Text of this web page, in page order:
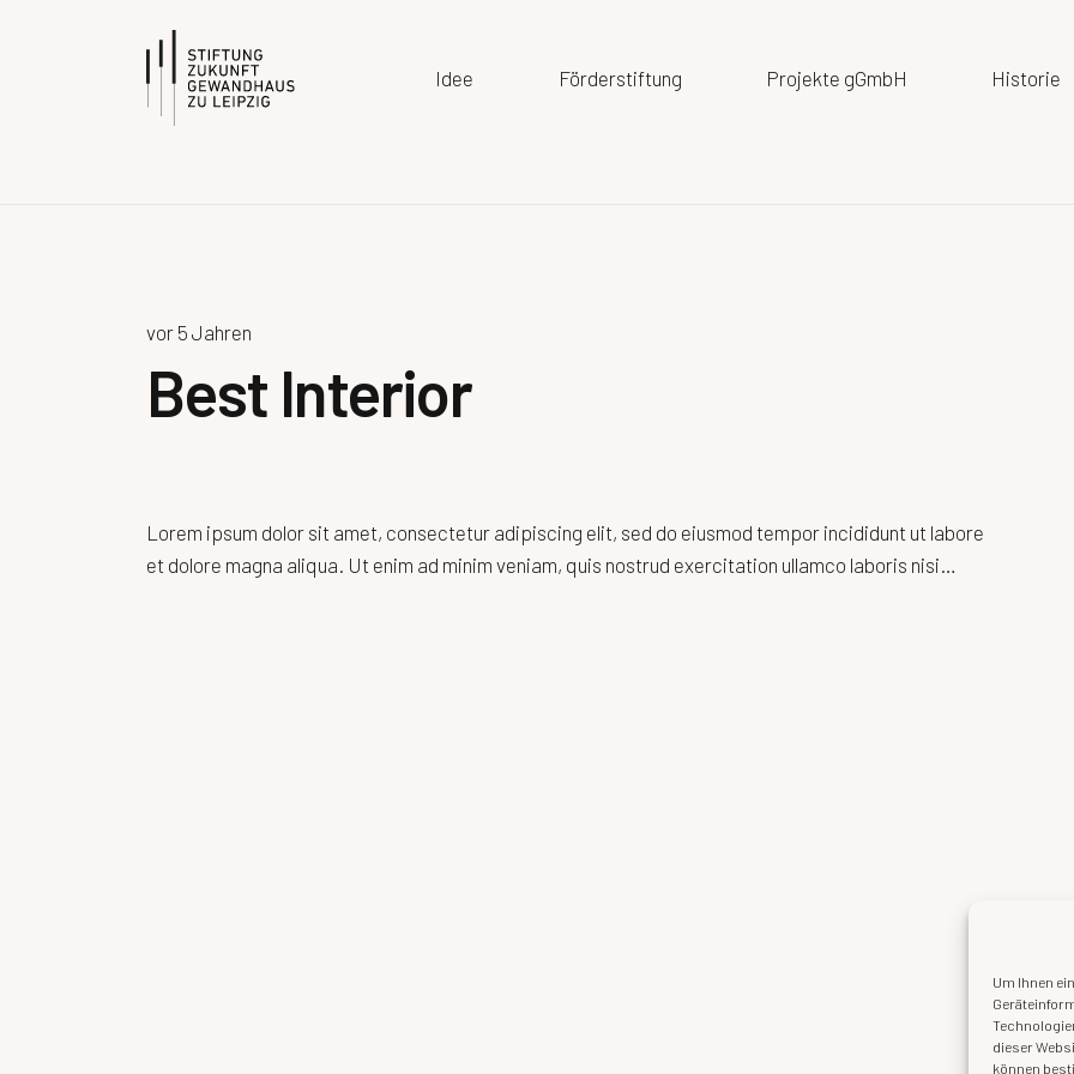
Um Ihnen
dieser
können
Idee Förderstiftung Projekte gGmbH Historie
vor 5 Jahren
Best Interior
Lorem ipsum dolor sit amet, consectetur adipiscing elit, sed do eiusmod tempor incididunt ut labore
et dolore magna aliqua. Ut enim ad minim veniam, quis nostrud exercitation ullamco laboris nisi…